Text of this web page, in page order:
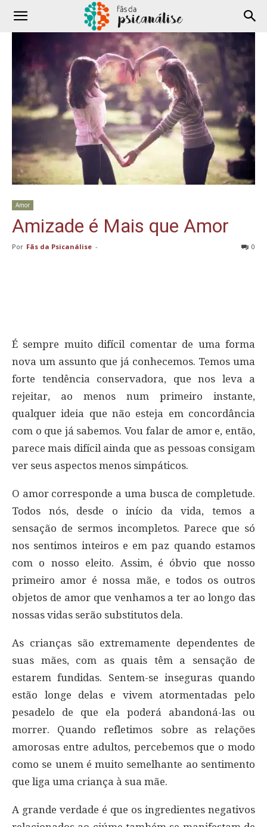
Amor
Amizade é Mais que Amor
Por Fãs da Psicanálise - 0
É sempre muito difícil comentar de uma forma
nova um assunto que já conhecemos. Temos uma
forte tendência conservadora, que nos leva a
rejeitar, ao menos num primeiro instante,
qualquer ideia que não esteja em concordância
com o que já sabemos. Vou falar de amor e, então,
parece mais difícil ainda que as pessoas consigam
ver seus aspectos menos simpáticos.
O amor corresponde a uma busca de completude.
Todos nós, desde o início da vida, temos a
sensação de sermos incompletos. Parece que só
nos sentimos inteiros e em paz quando estamos
com o nosso eleito. Assim, é óbvio que nosso
primeiro amor é nossa mãe, e todos os outros
objetos de amor que venhamos a ter ao longo das
nossas vidas serão substitutos dela.
As crianças são extremamente dependentes de
suas mães, com as quais têm a sensação de
estarem fundidas. Sentem-se inseguras quando
estão longe delas e vivem atormentadas pelo
pesadelo de que ela poderá abandoná-las ou
morrer. Quando refletimos sobre as relações
amorosas entre adultos, percebemos que o modo
como se unem é muito semelhante ao sentimento
que liga uma criança à sua mãe.
A grande verdade é que os ingredientes negativos